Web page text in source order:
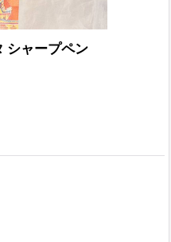
シャープペン